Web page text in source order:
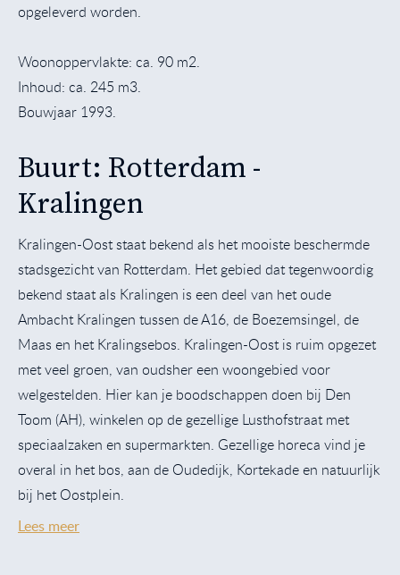
opgeleverd worden.
Woonoppervlakte: ca. 90 m2.
Inhoud: ca. 245 m3.
Bouwjaar 1993.
Buurt: Rotterdam -
Kralingen
Kralingen-Oost staat bekend als het mooiste beschermde
stadsgezicht van Rotterdam. Het gebied dat tegenwoordig
bekend staat als Kralingen is een deel van het oude
Ambacht Kralingen tussen de A16, de Boezemsingel, de
Maas en het Kralingsebos. Kralingen-Oost is ruim opgezet
met veel groen, van oudsher een woongebied voor
welgestelden. Hier kan je boodschappen doen bij Den
Toom (AH), winkelen op de gezellige Lusthofstraat met
speciaalzaken en supermarkten. Gezellige horeca vind je
overal in het bos, aan de Oudedijk, Kortekade en natuurlijk
bij het Oostplein.
Lees meer